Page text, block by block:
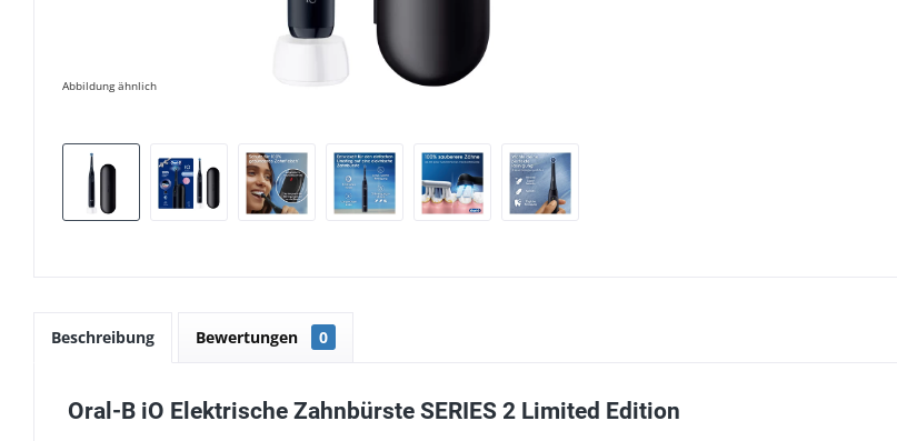
Abbildung ähnlich
Beschreibung Bewertungen 0
Oral-B iO Elektrische Zahnbürste SERIES 2 Limited Edition